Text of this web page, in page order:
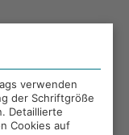
verwenden
der Schriftgröße
Detaillierte
Cookies auf